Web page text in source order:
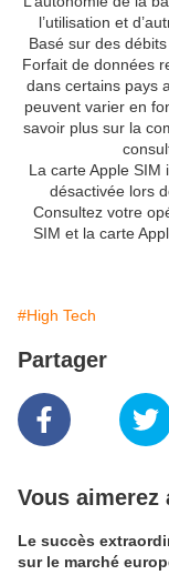
l’utilisation et
Basé sur des
Forfait de données
dans certains pays
peuvent varier en
savoir plus sur la
La carte Apple SIM
désactivée lors
Consultez votre
SIM et la carte
#High Tech
Partager
Vous aimerez
Le succès
sur le marché